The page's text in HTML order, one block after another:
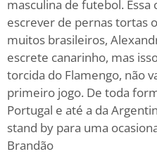
masculina de futebol.
escrever de pernas tortas
muitos brasileiros,
escrete canarinho, mas
torcida do Flamengo, não
primeiro jogo. De toda
Portugal e até a da
stand by para uma
Brandão